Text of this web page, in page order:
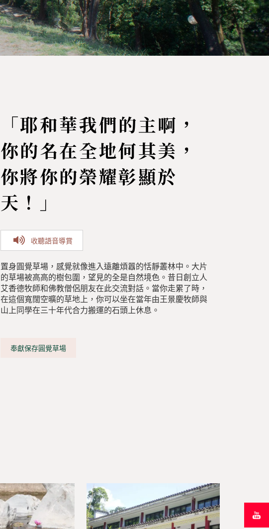
「耶和華我們的主啊，
你的名在全地何其美，
你將你的榮耀彰顯於
天！」
收聽語音導賞
置身圓覺草場，感覺就像進入遠離煩囂的恬靜叢林中。大片
的草場被高高的樹包圍，望見的全是自然境色。昔日創立人
艾香德牧師和佛教僧侶朋友在此交流對話。當你走累了時，
在這個寬闊空曠的草地上，你可以坐在當年由王景慶牧師與
山上同學在三十年代合力搬運的石頭上休息。
奉獻保存圓覺草場